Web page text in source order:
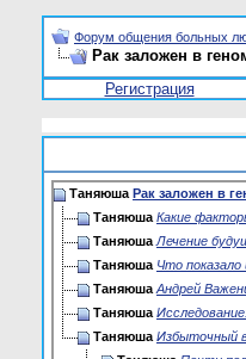
Форум общения больных
Рак заложен в
Регистрация
Таняюша Рак заложен в
Таняюша Какие
Таняюша Лечение
Таняюша Что показало
Таняюша Андрей
Таняюша
Таняюша Избыточный